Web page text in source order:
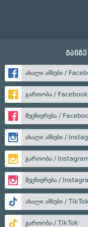
ახალი ამბები /
გართობა / Facebook
მეცნიერება /
ახალი ამბები /
გართობა /
მეცნიერება /
ახალი ამბები / TikTok
გართობა / TikTok